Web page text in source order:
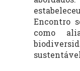
Encontro
como